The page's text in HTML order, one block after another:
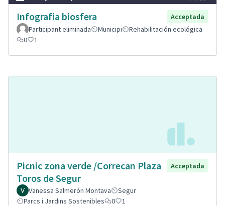
Infografia biosfera
Acceptada
Participant eliminada
Municipi
Rehabilitación ecológica
0
1
Picnic zona verde /Correcan Plaza
Toros de Segur
Acceptada
Vanessa Salmerón Montava
Segur
Parcs i Jardins Sostenibles
0 1